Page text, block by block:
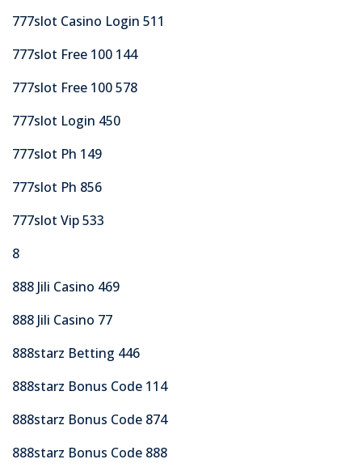
777slot Casino Login 511
777slot Free 100 144
777slot Free 100 578
777slot Login 450
777slot Ph 149
777slot Ph 856
777slot Vip 533
8
888 Jili Casino 469
888 Jili Casino 77
888starz Betting 446
888starz Bonus Code 114
888starz Bonus Code 874
888starz Bonus Code 888